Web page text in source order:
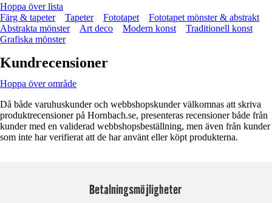
Hoppa över lista
Färg & tapeter
Tapeter Fototapet
Fototapet mönster & abstrakt
Abstrakta mönster
Art deco Modern konst
Traditionell konst
Grafiska mönster
Kundrecensioner
Hoppa över område
Då både varuhuskunder och webbshopskunder välkomnas att skriva
produktrecensioner på Hornbach.se, presenteras recensioner både från
kunder med en validerad webbshopsbeställning, men även från kunder
som inte har verifierat att de har använt eller köpt produkterna.
Betalningsmöjligheter